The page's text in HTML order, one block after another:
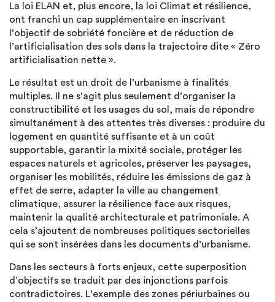
La loi ELAN et, plus encore, la loi Climat et résilience,
ont franchi un cap supplémentaire en inscrivant
l’objectif de sobriété foncière et de réduction de
l’artificialisation des sols dans la trajectoire dite « Zéro
artificialisation nette ».
Le résultat est un droit de l’urbanisme à finalités
multiples. Il ne s’agit plus seulement d’organiser la
constructibilité et les usages du sol, mais de répondre
simultanément à des attentes très diverses : produire du
logement en quantité suffisante et à un coût
supportable, garantir la mixité sociale, protéger les
espaces naturels et agricoles, préserver les paysages,
organiser les mobilités, réduire les émissions de gaz à
effet de serre, adapter la ville au changement
climatique, assurer la résilience face aux risques,
maintenir la qualité architecturale et patrimoniale. A
cela s’ajoutent de nombreuses politiques sectorielles
qui se sont insérées dans les documents d’urbanisme.
Dans les secteurs à forts enjeux, cette superposition
d’objectifs se traduit par des injonctions parfois
contradictoires. L’exemple des zones périurbaines ou